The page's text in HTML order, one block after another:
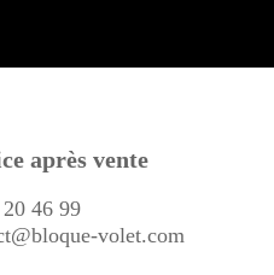
après vente
46 99
volet.com